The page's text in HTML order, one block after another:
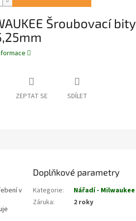
Šroubovací bity
ZEPTAT SE SDÍLET
v
Doplňkové parametry
Kategorie:
Nářadí - Milwaukee
Záruka: 2 roky